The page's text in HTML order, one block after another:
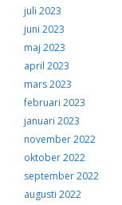
juli 2023
juni 2023
maj 2023
april 2023
mars 2023
februari 2023
januari 2023
november 2022
oktober 2022
september 2022
augusti 2022